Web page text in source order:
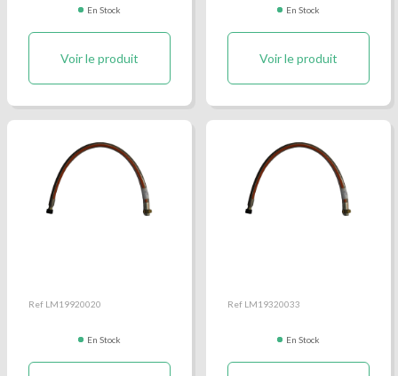
En Stock
Voir le produit
En Stock
Voir le produit
Ref LM19920020
En Stock
Ref LM19320033
En Stock